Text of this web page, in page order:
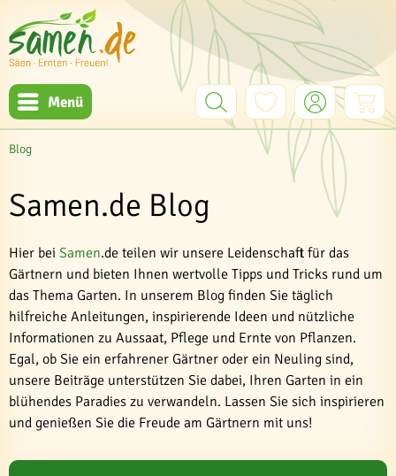
Menü
Blog
Samen.de Blog
Hier bei Samen.de teilen wir unsere Leidenschaft für das
Gärtnern und bieten Ihnen wertvolle Tipps und Tricks rund um
das Thema Garten. In unserem Blog finden Sie täglich
hilfreiche Anleitungen, inspirierende Ideen und nützliche
Informationen zu Aussaat, Pflege und Ernte von Pflanzen.
Egal, ob Sie ein erfahrener Gärtner oder ein Neuling sind,
unsere Beiträge unterstützen Sie dabei, Ihren Garten in ein
blühendes Paradies zu verwandeln. Lassen Sie sich inspirieren
und genießen Sie die Freude am Gärtnern mit uns!